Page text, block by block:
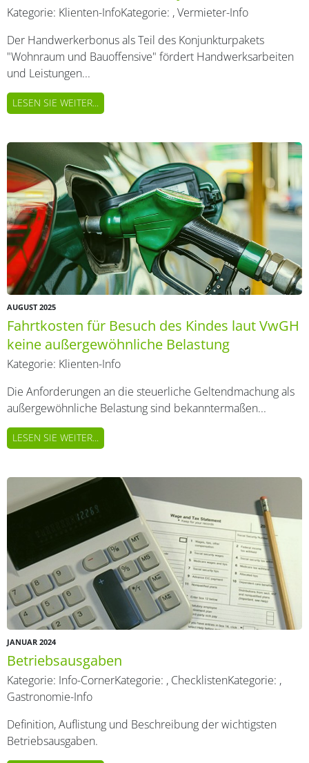
Kategorie: Klienten-InfoKategorie: ,Vermieter-Info
Der Handwerkerbonus als Teil des Konjunkturpakets
"Wohnraum und Bauoffensive" fördert Handwerksarbeiten
und Leistungen...
LESEN SIE WEITER...
AUGUST 2025
Fahrtkosten für Besuch des Kindes laut VwGH
keine außergewöhnliche Belastung
Kategorie: Klienten-Info
Die Anforderungen an die steuerliche Geltendmachung als
außergewöhnliche Belastung sind bekanntermaßen...
LESEN SIE WEITER...
JANUAR 2024
Betriebsausgaben
Kategorie: Info-CornerKategorie: , ChecklistenKategorie: ,
Gastronomie-Info
Definition, Auflistung und Beschreibung der wichtigsten
Betriebsausgaben.